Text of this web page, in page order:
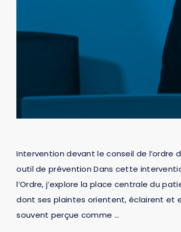
Intervention devant le conseil de l’ordre
outil de prévention Dans cette
l’Ordre, j’explore la place centrale du
dont ses plaintes orientent, éclairent et
souvent perçue comme …